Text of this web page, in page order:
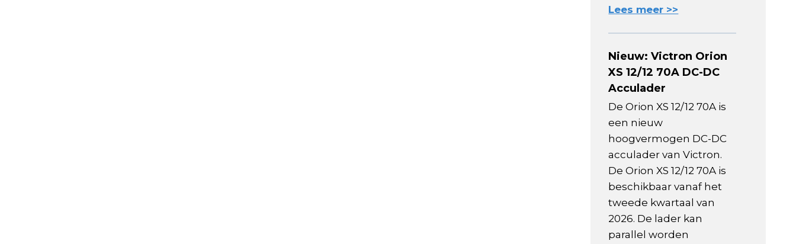
Lees meer >>
Nieuw: Victron Orion
XS 12/12 70A DC-DC
Acculader
De Orion XS 12/12 70A is
een nieuw
hoogvermogen DC-DC
acculader van Victron.
De Orion XS 12/12 70A is
beschikbaar vanaf het
tweede kwartaal van
2026. De lader kan
parallel worden